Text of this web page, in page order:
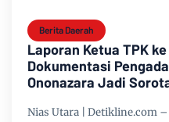
Berita Daerah
Laporan Ketua TPK
Dokumentasi
Ononazara Jadi
Nias Utara | Detikline.com